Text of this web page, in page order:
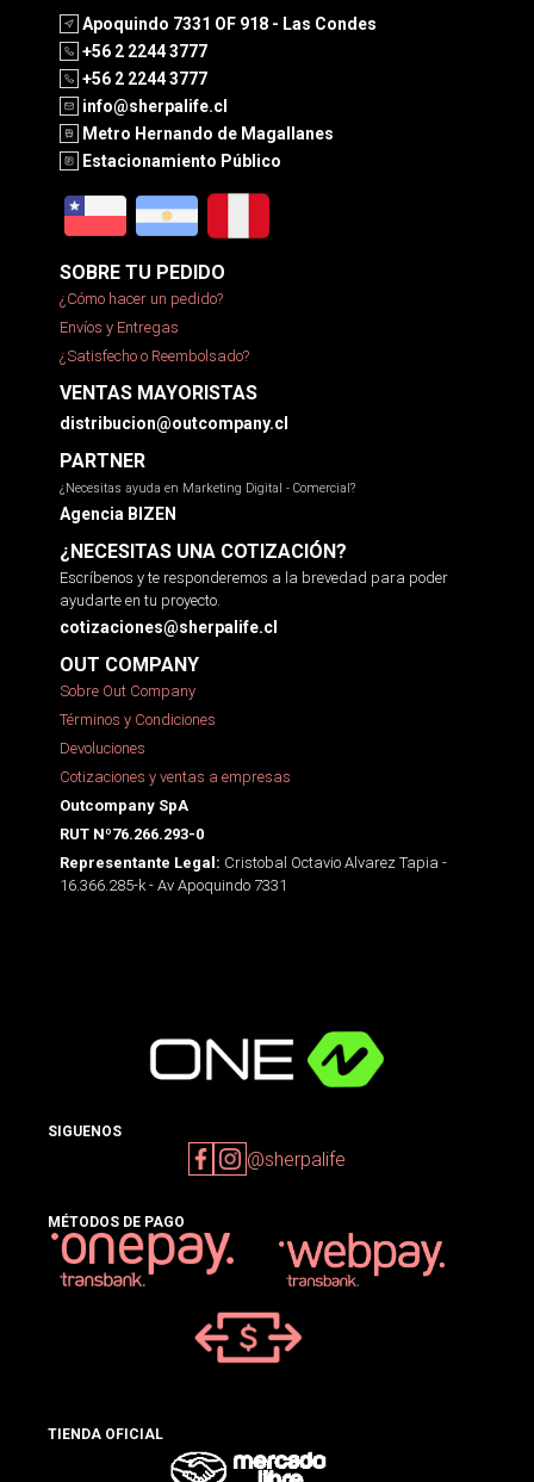
Apoquindo 7331 OF 918 - Las Condes
+56 2 2244 3777
+56 2 2244 3777
info@sherpalife.cl
Metro Hernando de Magallanes
Estacionamiento Público
SOBRE TU PEDIDO
¿Cómo hacer un pedido?
Envíos y Entregas
¿Satisfecho o Reembolsado?
VENTAS MAYORISTAS
distribucion@outcompany.cl
PARTNER
¿Necesitas ayuda en Marketing Digital - Comercial?
Agencia BIZEN
¿NECESITAS UNA COTIZACIÓN?
Escríbenos y te responderemos a la brevedad para poder
ayudarte en tu proyecto.
cotizaciones@sherpalife.cl
OUT COMPANY
Sobre Out Company
Términos y Condiciones
Devoluciones
Cotizaciones y ventas a empresas
Outcompany SpA
RUT Nº76.266.293-0
Representante Legal: Cristobal Octavio Alvarez Tapia -
16.366.285-k - Av Apoquindo 7331
SIGUENOS
@sherpalife
MÉTODOS DE PAGO
TIENDA OFICIAL